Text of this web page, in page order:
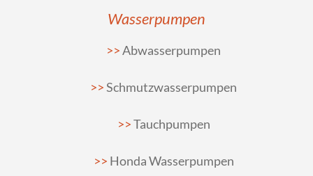
Wasserpumpen
Abwasserpumpen
Schmutzwasserpumpen
Tauchpumpen
Honda Wasserpumpen